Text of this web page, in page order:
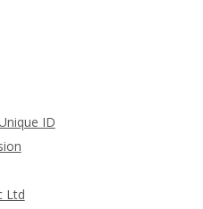
ID
Ltd